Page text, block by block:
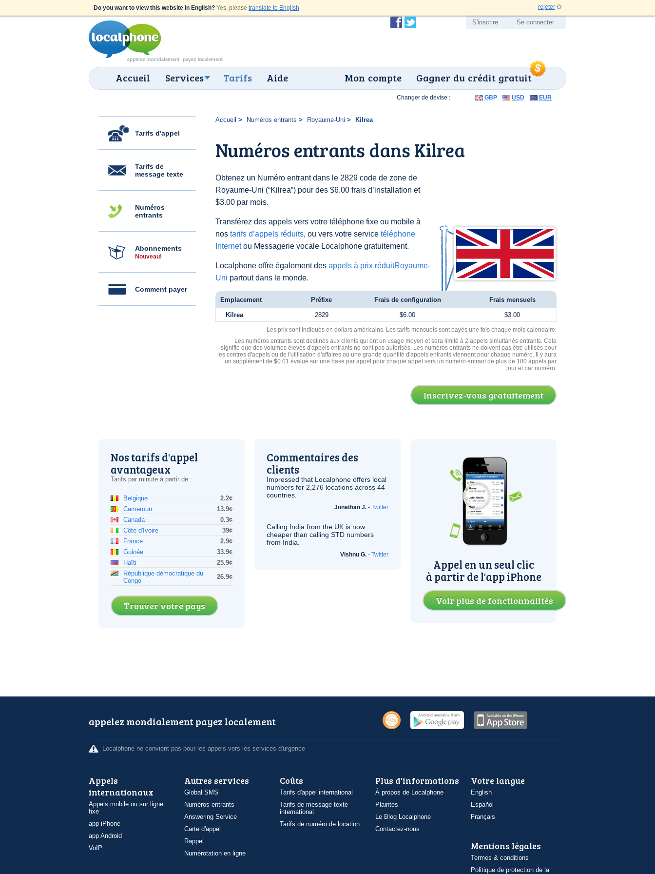
Do you want to view this website in English? Yes, please translate to English. rejeter
Accueil Services Tarifs Aide Gagner du crédit gratuit
Mon compte
S'inscrire Se connecter
Tarifs d'appel
Tarifs de
message texte
Numéros
entrants
Abonnements
Nouveau!
Comment payer
Accueil Numéros entrants Royaume-Uni Kilrea
Numéros entrants dans Kilrea
Obtenez un Numéro entrant dans le 2829 code de zone de
Royaume-Uni (“Kilrea”) pour des $6.00 frais d’installation et
$3.00 par mois.
Transférez des appels vers votre téléphone fixe ou mobile à
nos tarifs d’appels réduits, ou vers votre service téléphone
Internetou Messagerie vocale Localphone gratuitement.
Localphone offre également des appels à prix réduitRoyaume-
Uni partout dans le monde.
Changer de devise : GBP USD EUR
Emplacement Préfixe Frais de configuration Frais mensuels
Kilrea 2829 $6.00 $3.00
Les prix sont indiqués en dollars américains. Les tarifs mensuels sont payés une fois chaque mois calendaire.
Les numéros entrants sont destinés aux clients qui ont un usage moyen et sera limité à 2 appels simultanés entrants. Cela
signifie que des volumes élevés d'appels entrants ne sont pas autorisés. Les numéros entrants ne doivent pas être utilisés pour
les centres d'appels ou de l'utilisation d'affaires où une grande quantité d'appels entrants viennent pour chaque numéro. Il y aura
un supplément de $0.01 évalué sur une base par appel pour chaque appel vers un numéro entrant de plus de 100 appels par
jour et par numéro.
Inscrivez-vous gratuitement
Nos tarifs d'appel
avantageux
Tarifs par minute à partir de :
Belgique
2.2¢
Cameroun
13.9¢
Canada
0.3¢
Côte d'Ivoire
39¢
France
2.9¢
Guinée
33.9¢
Haïti
25.9¢
République démocratique du
Congo
26.9¢
Trouver votre pays
Commentaires des
clients
Impressed that Localphone offers local
numbers for 2,276 locations across 44
countries.
Jonathan J. - Twitter
Calling India from the UK is now
cheaper than calling STD numbers
from India.
Vishnu G. - Twitter
Appel en un seul clic
à partir de l'app iPhone
Voir plus de fonctionnalités
appelez mondialement payez localement
Localphone ne convient pas pour les appels vers les services d'urgence
Appels
internationaux
Appels mobile ou sur ligne
fixe
app iPhone
app Android
VoIP
Autres services
Global SMS
Numéros entrants
Answering Service
Carte d'appel
Rappel
Numérotation en ligne
Coûts
Tarifs d'appel international
Tarifs de message texte
international
Tarifs de numéro de location
Plus d'informations
À propos de Localphone
Plaintes
Le Blog Localphone
Contactez-nous
Votre langue
English
Español
Français
Mentions légales
Termes & conditions
Politique de protection de la